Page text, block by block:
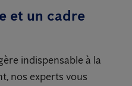
et un cadre
indispensable à la
nos experts vous